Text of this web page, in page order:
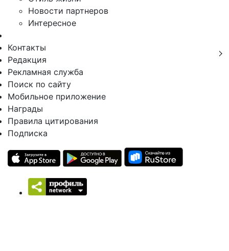
Новости партнеров
Интересное
Контакты
Редакция
Рекламная служба
Поиск по сайту
Мобильное приложение
Награды
Правила цитирования
Подписка